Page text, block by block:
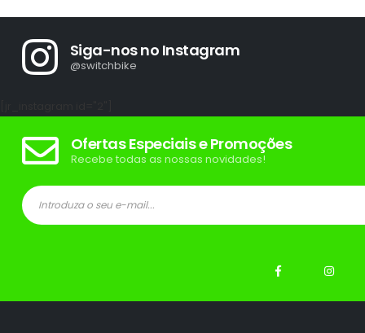
Siga-nos no Instagram
@switchbike
Ofertas Especiais e Promoções
Recebe todas as nossas novidades!